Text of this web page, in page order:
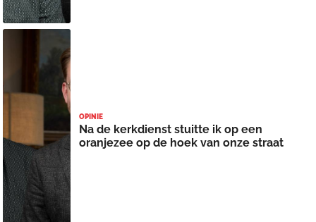
OPINIE
Na de kerkdienst stuitte ik op een
oranjezee op de hoek van onze straat